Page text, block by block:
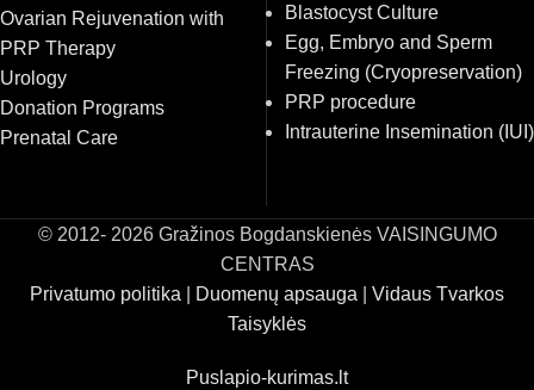
Ovarian Rejuvenation with
PRP Therapy
Urology
Donation Programs
Prenatal Care
Blastocyst Culture
Egg, Embryo and Sperm
Freezing (Cryopreservation)
PRP procedure
Intrauterine Insemination (IUI)
© 2012- 2026 Gražinos Bogdanskienės VAISINGUMO
CENTRAS
Privatumo politika
Duomenų apsauga
Vidaus Tvarkos
Taisyklės
Puslapio-kurimas.lt